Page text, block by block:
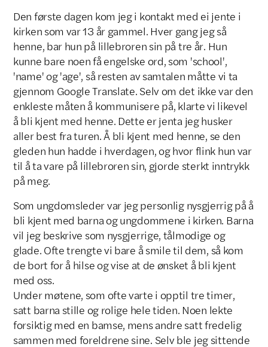
Den første dagen kom jeg i kontakt med ei jente i
kirken som var 13 år gammel. Hver gang jeg så
henne, bar hun på lillebroren sin på tre år. Hun
kunne bare noen få engelske ord, som 'school',
'name' og 'age', så resten av samtalen måtte vi ta
gjennom Google Translate. Selv om det ikke var den
enkleste måten å kommunisere på, klarte vi likevel
å bli kjent med henne. Dette er jenta jeg husker
aller best fra turen. Å bli kjent med henne, se den
gleden hun hadde i hverdagen, og hvor flink hun var
til å ta vare på lillebroren sin, gjorde sterkt inntrykk
på meg.
Som ungdomsleder var jeg personlig nysgjerrig på å
bli kjent med barna og ungdommene i kirken. Barna
vil jeg beskrive som nysgjerrige, tålmodige og
glade. Ofte trengte vi bare å smile til dem, så kom
de bort for å hilse og vise at de ønsket å bli kjent
med oss.
Under møtene, som ofte varte i opptil tre timer,
satt barna stille og rolige hele tiden. Noen lekte
forsiktig med en bamse, mens andre satt fredelig
sammen med foreldrene sine. Selv ble jeg sittende